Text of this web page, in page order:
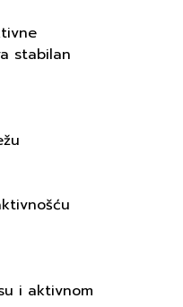
stabilan
i aktivnom